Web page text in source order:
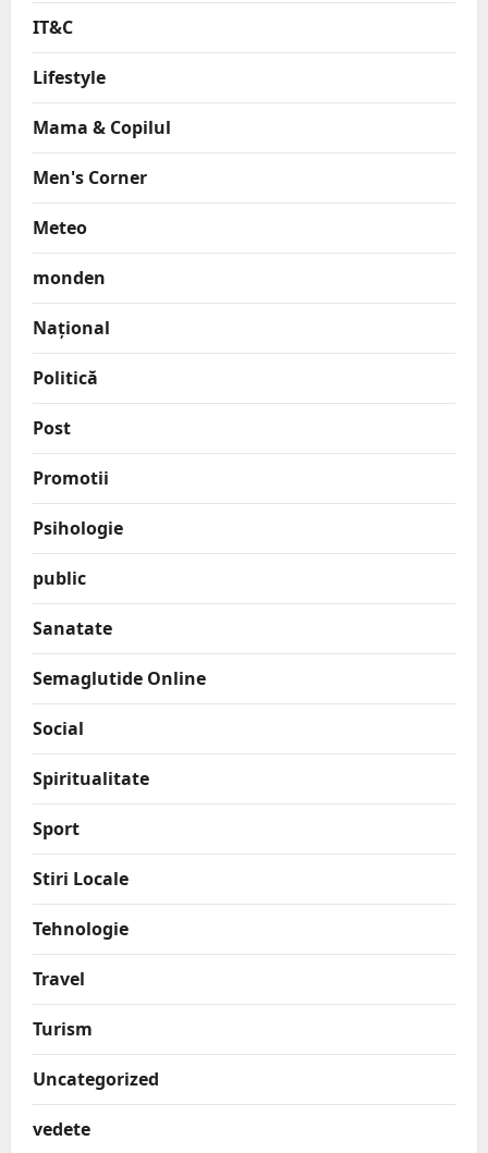
IT&C
Lifestyle
Mama & Copilul
Men's Corner
Meteo
monden
Național
Politică
Post
Promotii
Psihologie
public
Sanatate
Semaglutide Online
Social
Spiritualitate
Sport
Stiri Locale
Tehnologie
Travel
Turism
Uncategorized
vedete